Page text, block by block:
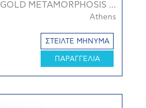
GOLD METAMORPHOSIS ...
Athens
ΣΤΕΙΛΤΕ ΜΗΝΥΜΑ
ΠΑΡΑΓΓΕΛΙΑ